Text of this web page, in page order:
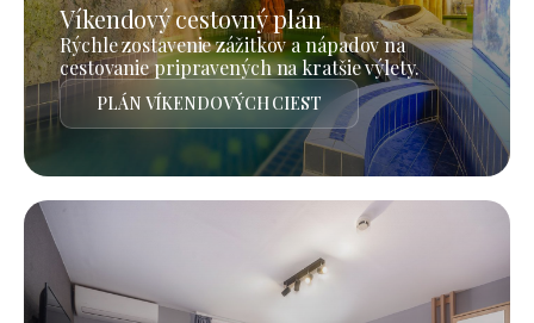
Víkendový cestovný plán
Rýchle zostavenie zážitkov a nápadov na
cestovanie pripravených na kratšie výlety.
PLÁN VÍKENDOVÝCH CIEST